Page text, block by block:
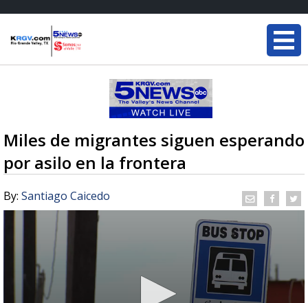
Miles de migrantes siguen esperando
por asilo en la frontera
By: Santiago Caicedo